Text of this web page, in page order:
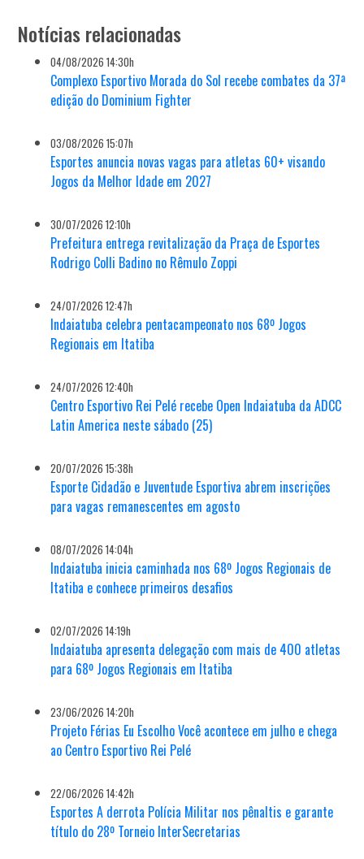
Notícias relacionadas
04/08/2026 14:30h
Complexo Esportivo Morada do Sol recebe combates da 37ª
edição do Dominium Fighter
03/08/2026 15:07h
Esportes anuncia novas vagas para atletas 60+ visando
Jogos da Melhor Idade em 2027
30/07/2026 12:10h
Prefeitura entrega revitalização da Praça de Esportes
Rodrigo Colli Badino no Rêmulo Zoppi
24/07/2026 12:47h
Indaiatuba celebra pentacampeonato nos 68º Jogos
Regionais em Itatiba
24/07/2026 12:40h
Centro Esportivo Rei Pelé recebe Open Indaiatuba da ADCC
Latin America neste sábado (25)
20/07/2026 15:38h
Esporte Cidadão e Juventude Esportiva abrem inscrições
para vagas remanescentes em agosto
08/07/2026 14:04h
Indaiatuba inicia caminhada nos 68º Jogos Regionais de
Itatiba e conhece primeiros desafios
02/07/2026 14:19h
Indaiatuba apresenta delegação com mais de 400 atletas
para 68º Jogos Regionais em Itatiba
23/06/2026 14:20h
Projeto Férias Eu Escolho Você acontece em julho e chega
ao Centro Esportivo Rei Pelé
22/06/2026 14:42h
Esportes A derrota Polícia Militar nos pênaltis e garante
título do 28º Torneio InterSecretarias